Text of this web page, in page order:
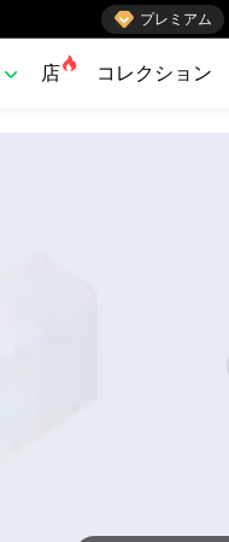
 プレミアム
 店 コレクション